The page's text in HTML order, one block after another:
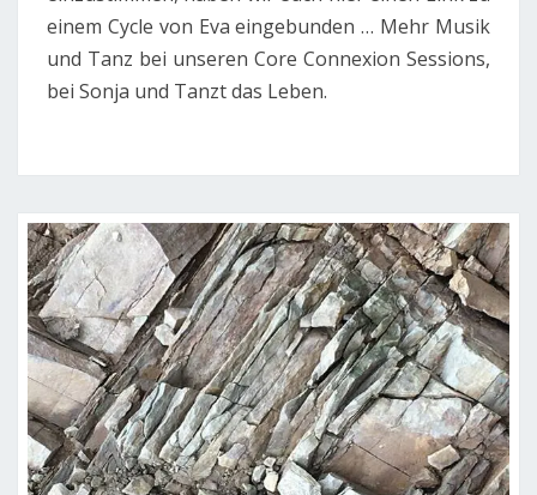
einem Cycle von Eva eingebunden … Mehr Musik
und Tanz bei unseren Core Connexion Sessions,
bei Sonja und Tanzt das Leben.